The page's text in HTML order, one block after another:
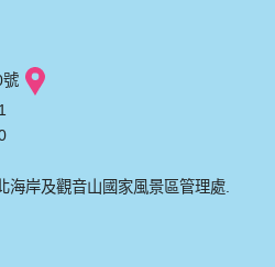
號
海岸及觀音山國家風景區管理處.